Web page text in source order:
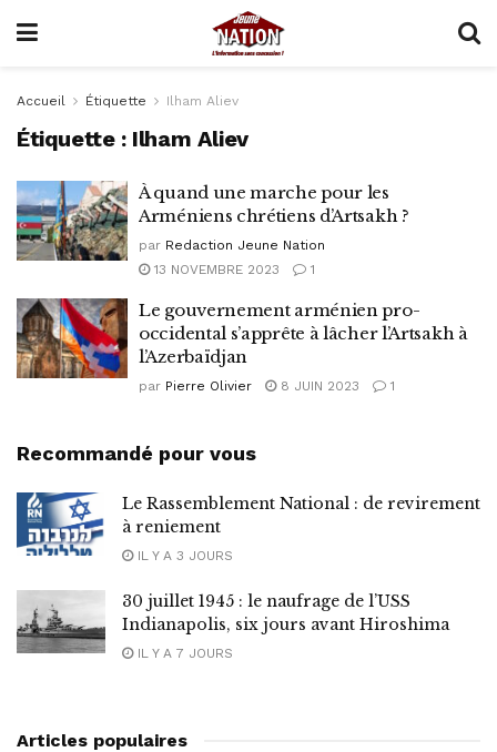
Accueil Étiquette Ilham Aliev
Étiquette : Ilham Aliev
À quand une marche pour les
Arméniens chrétiens d’Artsakh ?
par Redaction Jeune Nation
13 NOVEMBRE 2023
1
Le gouvernement arménien pro-
occidental s’apprête à lâcher l’Artsakh à
l’Azerbaïdjan
par Pierre Olivier 8 JUIN 2023 1
Recommandé pour vous
Le Rassemblement National : de revirement
à reniement
IL Y A 3 JOURS
30 juillet 1945 : le naufrage de l’USS
Indianapolis, six jours avant Hiroshima
IL Y A 7 JOURS
Articles populaires